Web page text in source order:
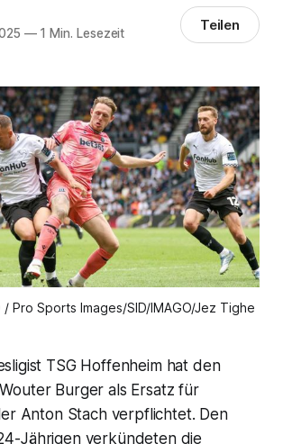
—1 Min. Lesezeit Teilen
Pro Sports Images/SID/IMAGO/Jez Tighe
TSG Hoffenheim hat den
Burger als Ersatz für
Anton Stach verpflichtet. Den
Jährigen verkündeten die